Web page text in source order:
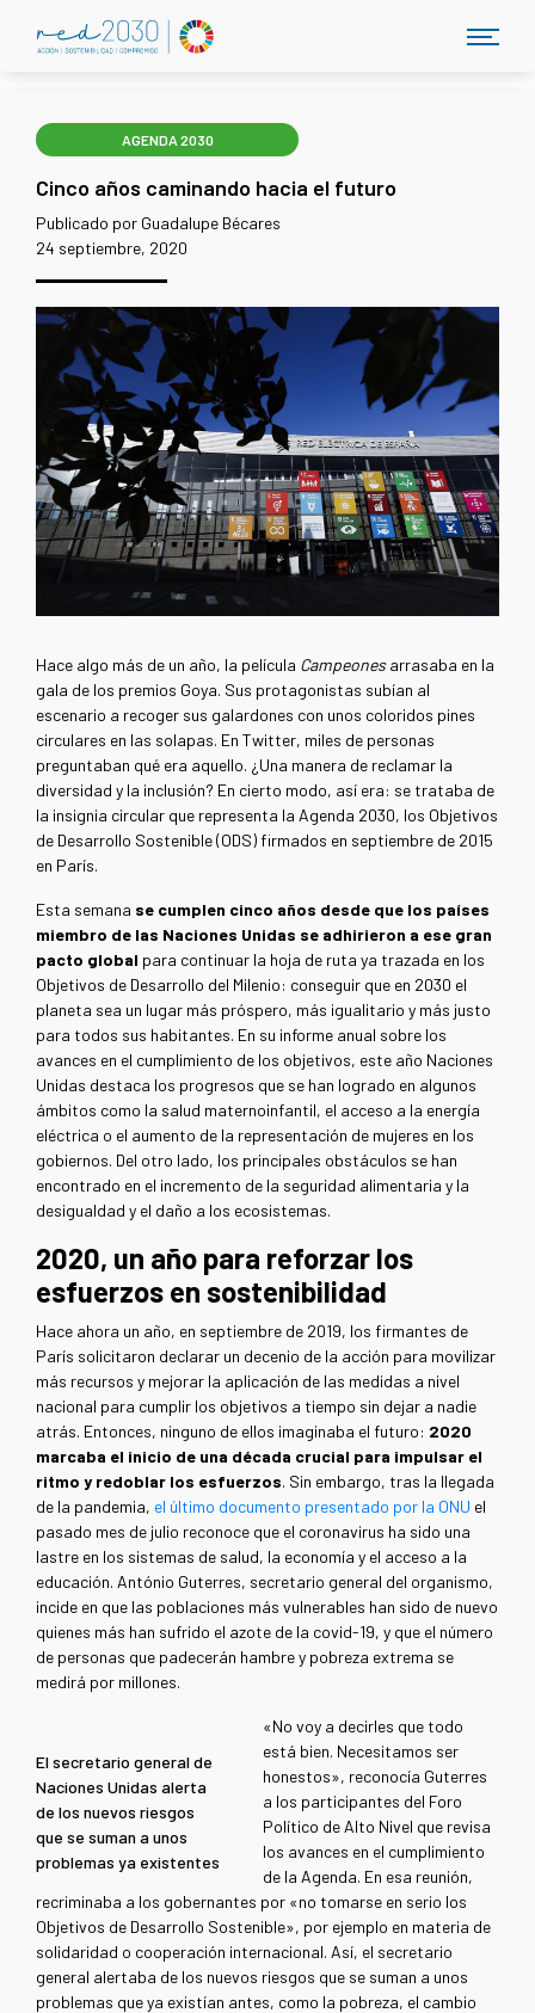
AGENDA 2030
Cinco años caminando hacia el futuro
Publicado por Guadalupe Bécares
24 septiembre, 2020
Hace algo más de un año, la película Campeonesarrasaba en la
gala de los premios Goya. Sus protagonistas subían al
escenario a recoger sus galardones con unos coloridos pines
circulares en las solapas. En Twitter, miles de personas
preguntaban qué era aquello. ¿Una manera de reclamar la
diversidad y la inclusión? En cierto modo, así era: se trataba de
la insignia circular que representa la Agenda 2030, los Objetivos
de Desarrollo Sostenible (ODS) firmados en septiembre de 2015
en París.
Esta semana se cumplen cinco años desde que los países
miembro de las Naciones Unidas se adhirieron a ese gran
pacto global para continuar la hoja de ruta ya trazada en los
Objetivos de Desarrollo del Milenio: conseguir que en 2030 el
planeta sea un lugar más próspero, más igualitario y más justo
para todos sus habitantes. En su informe anual sobre los
avances en el cumplimiento de los objetivos, este año Naciones
Unidas destaca los progresos que se han logrado en algunos
ámbitos como la salud maternoinfantil, el acceso a la energía
eléctrica o el aumento de la representación de mujeres en los
gobiernos. Del otro lado, los principales obstáculos se han
encontrado en el incremento de la seguridad alimentaria y la
desigualdad y el daño a los ecosistemas.
2020, un año para reforzar los
esfuerzos en sostenibilidad
Hace ahora un año, en septiembre de 2019, los firmantes de
París solicitaron declarar un decenio de la acción para movilizar
más recursos y mejorar la aplicación de las medidas a nivel
nacional para cumplir los objetivos a tiempo sin dejar a nadie
atrás. Entonces, ninguno de ellos imaginaba el futuro: 2020
marcaba el inicio de una década crucial para impulsar el
ritmo y redoblar los esfuerzos. Sin embargo, tras la llegada
de la pandemia, el último documento presentado por la ONU el
pasado mes de julio reconoce que el coronavirus ha sido una
lastre en los sistemas de salud, la economía y el acceso a la
educación. António Guterres, secretario general del organismo,
incide en que las poblaciones más vulnerables han sido de nuevo
quienes más han sufrido el azote de la covid-19, y que el número
de personas que padecerán hambre y pobreza extrema se
medirá por millones.
El secretario general de
Naciones Unidas alerta
de los nuevos riesgos
que se suman a unos
problemas ya existentes
«No voy a decirles que todo
está bien. Necesitamos ser
honestos», reconocía Guterres
a los participantes del Foro
Político de Alto Nivel que revisa
los avances en el cumplimiento
de la Agenda. En esa reunión,
recriminaba a los gobernantes por «no tomarse en serio los
Objetivos de Desarrollo Sostenible», por ejemplo en materia de
solidaridad o cooperación internacional. Así, el secretario
general alertaba de los nuevos riesgos que se suman a unos
problemas que ya existían antes, como la pobreza, el cambio